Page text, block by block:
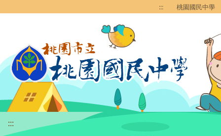
::: 桃園國民中學
:::